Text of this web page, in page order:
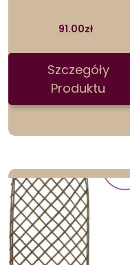
91.00zł
Szczegóły
Produktu